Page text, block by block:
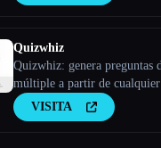
Quizwhiz
Quizwhiz: genera preguntas
múltiple a partir de
VISITA